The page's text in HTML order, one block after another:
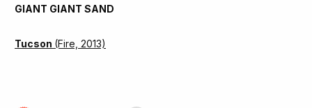
GIANT GIANT SAND
Tucson (Fire, 2013)